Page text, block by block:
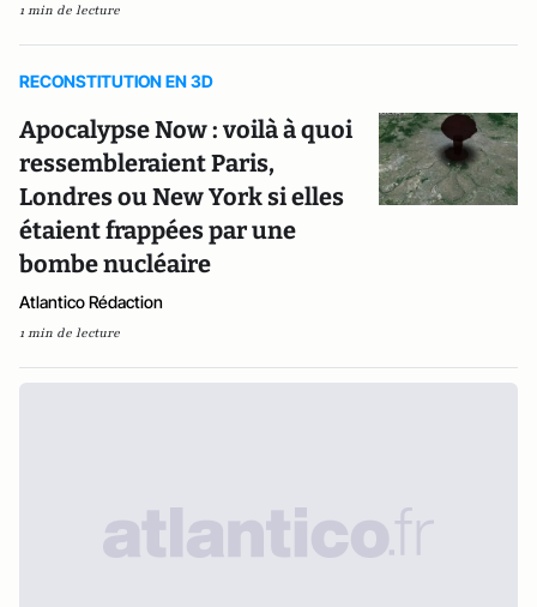
1 min de lecture
RECONSTITUTION EN 3D
Apocalypse Now : voilà à quoi
ressembleraient Paris,
Londres ou New York si elles
étaient frappées par une
bombe nucléaire
Atlantico Rédaction
1 min de lecture